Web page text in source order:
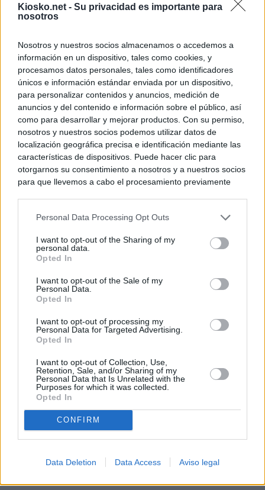
Kiosko.net - Su privacidad es importante para
nosotros
Nosotros y nuestros socios almacenamos o accedemos a
información en un dispositivo, tales como cookies, y
procesamos datos personales, tales como identificadores
únicos e información estándar enviada por un dispositivo,
para personalizar contenidos y anuncios, medición de
anuncios y del contenido e información sobre el público, así
como para desarrollar y mejorar productos. Con su permiso,
nosotros y nuestros socios podemos utilizar datos de
localización geográfica precisa e identificación mediante las
características de dispositivos. Puede hacer clic para
otorgarnos su consentimiento a nosotros y a nuestros socios
para que llevemos a cabo el procesamiento previamente
negar su consentimiento. Tenga en cuenta que algún
de su consentimiento, pero usted tiene el derecho de
rechazar tal procesamiento. Sus preferencias se aplicarán
cualquier momento entrando de nuevo en este sitio web o
visitando nuestra política de privacidad.
Personal Data Processing Opt Outs
I want to opt-out of the Sharing of my
personal data.
Opted In
I want to opt-out of the Sale of my
Personal Data.
Opted In
I want to opt-out of processing my
Personal Data for Targeted Advertising.
Opted In
I want to opt-out of Collection, Use,
Retention, Sale, and/or Sharing of my
Personal Data that Is Unrelated with the
Purposes for which it was collected.
Opted In
CONFIRM
Data Deletion Data Access Aviso legal